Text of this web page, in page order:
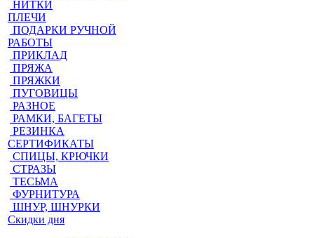
НИТКИ
ПЛЕЧИ
ПОДАРКИ РУЧНОЙ
РАБОТЫ
ПРИКЛАД
ПРЯЖА
ПРЯЖКИ
ПУГОВИЦЫ
РАЗНОЕ
РАМКИ, БАГЕТЫ
РЕЗИНКА
СЕРТИФИКАТЫ
СПИЦЫ, КРЮЧКИ
СТРАЗЫ
ТЕСЬМА
ФУРНИТУРА
ШНУР, ШНУРКИ
Скидки дня